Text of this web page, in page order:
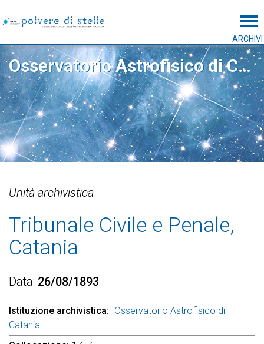
ARCHIVI
Osservatorio Astrofisico di Catania
Unità archivistica
Tribunale Civile e Penale,
Catania
Data 26/08/1893
Istituzione archivistica
Osservatorio Astrofisico di
Catania